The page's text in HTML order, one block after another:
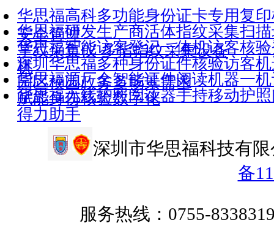
华思福高科多功能身份证卡专用复
安全管理
华思福研发生产商活体指纹采集扫
掌纹采集仪 多指指纹采集设备
华思福智能访客登记一体机访客核
机
深圳华思福多种身份证件核验访客
园区校园政务多场景需求
华思福源厂全智能证件阅读机器一
赋能身份核验数字化
华思福无线护照阅读器手持移动护
得力助手
深圳市华思福科技有
备
服务热线：0755-